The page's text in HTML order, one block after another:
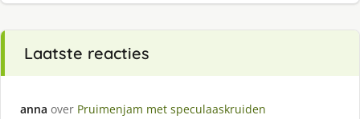
Laatste reacties
anna over Pruimenjam met speculaaskruiden